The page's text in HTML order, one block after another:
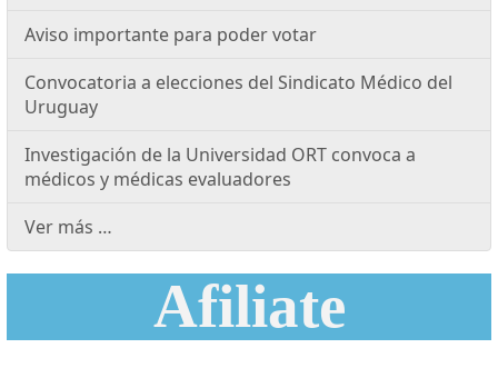
Aviso importante para poder votar
Convocatoria a elecciones del Sindicato Médico del
Uruguay
Investigación de la Universidad ORT convoca a
médicos y médicas evaluadores
Ver más …
Afiliate